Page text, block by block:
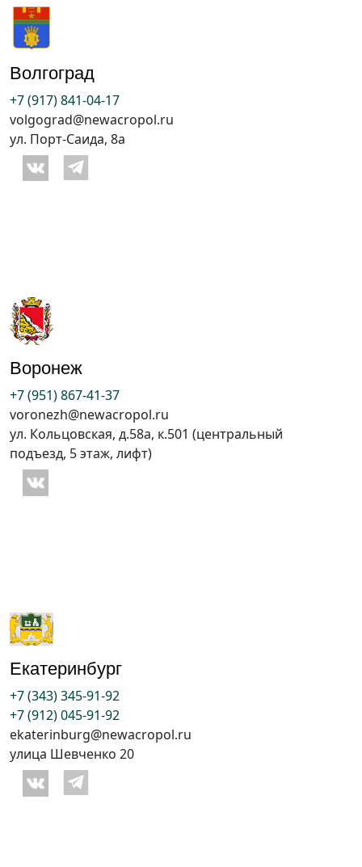
Волгоград
+7 (917) 841-04-17
volgograd@newacropol.ru
ул. Порт-Саида, 8а
Воронеж
+7 (951) 867-41-37
voronezh@newacropol.ru
ул. Кольцовская, д.58а, к.501 (центральный
подъезд, 5 этаж, лифт)
Екатеринбург
+7 (343) 345-91-92
+7 (912) 045-91-92
ekaterinburg@newacropol.ru
улица Шевченко 20